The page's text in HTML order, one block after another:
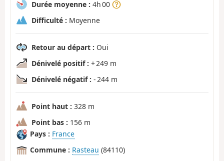
Durée moyenne : 4h 00
Difficulté : Moyenne
Retour au départ : Oui
Dénivelé positif : + 249 m
Dénivelé négatif : - 244 m
Point haut : 328 m
Point bas : 156 m
Pays : France
Commune : Rasteau (84110)